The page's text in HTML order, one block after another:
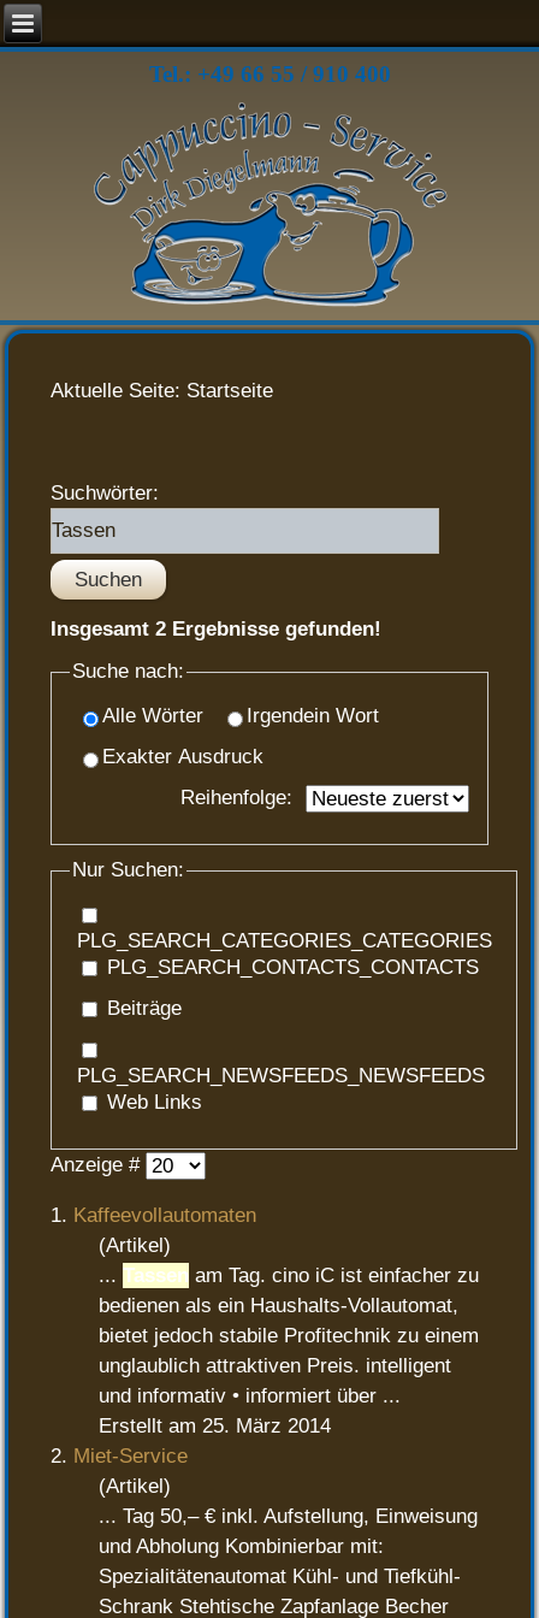
Tel.: +49 66 55 / 910 400
Aktuelle Seite: Startseite
Suchwörter:
Suchen
Insgesamt2 Ergebnisse gefunden!
Suche nach:
Alle Wörter
Irgendein Wort
Exakter Ausdruck
Reihenfolge:
Nur Suchen:
PLG_SEARCH_CATEGORIES_CATEGORIES
PLG_SEARCH_CONTACTS_CONTACTS
Beiträge
PLG_SEARCH_NEWSFEEDS_NEWSFEEDS
Web Links
Anzeige #
1. Kaffeevollautomaten
(Artikel)
...Tassen am Tag. cino iC ist einfacher zu
bedienen als ein Haushalts-Vollautomat,
bietet jedoch stabile Profitechnik zu einem
unglaublich attraktiven Preis. intelligent
und informativ • informiert über ...
Erstellt am 25. März 2014
2. Miet-Service
(Artikel)
... Tag 50,– € inkl. Aufstellung, Einweisung
und Abholung Kombinierbar mit:
Spezialitätenautomat Kühl- und Tiefkühl-
Schrank Stehtische Zapfanlage Becher